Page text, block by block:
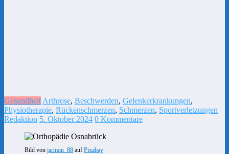
Gesundheit Arthrose, Beschwerden, Gelenkerkrankungen,
Physiotherapie, Rückenschmerzen, Schmerzen, Sportverletzungen
Redaktion 5. Oktober 2024 0 Kommentare
Bild von jarmon_88 auf Pixabay